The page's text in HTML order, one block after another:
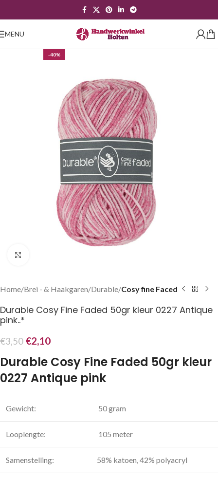
MENU
-40%
Home Brei - & Haakgaren Durable Cosy fine Faced
Durable Cosy Fine Faded 50gr kleur 0227 Antique
pink..*
€3,50 €2,10
Durable Cosy Fine Faded 50gr kleur
0227 Antique pink
Gewicht: 50 gram
Looplengte: 105 meter
Samenstelling: 58% katoen, 42% polyacryl